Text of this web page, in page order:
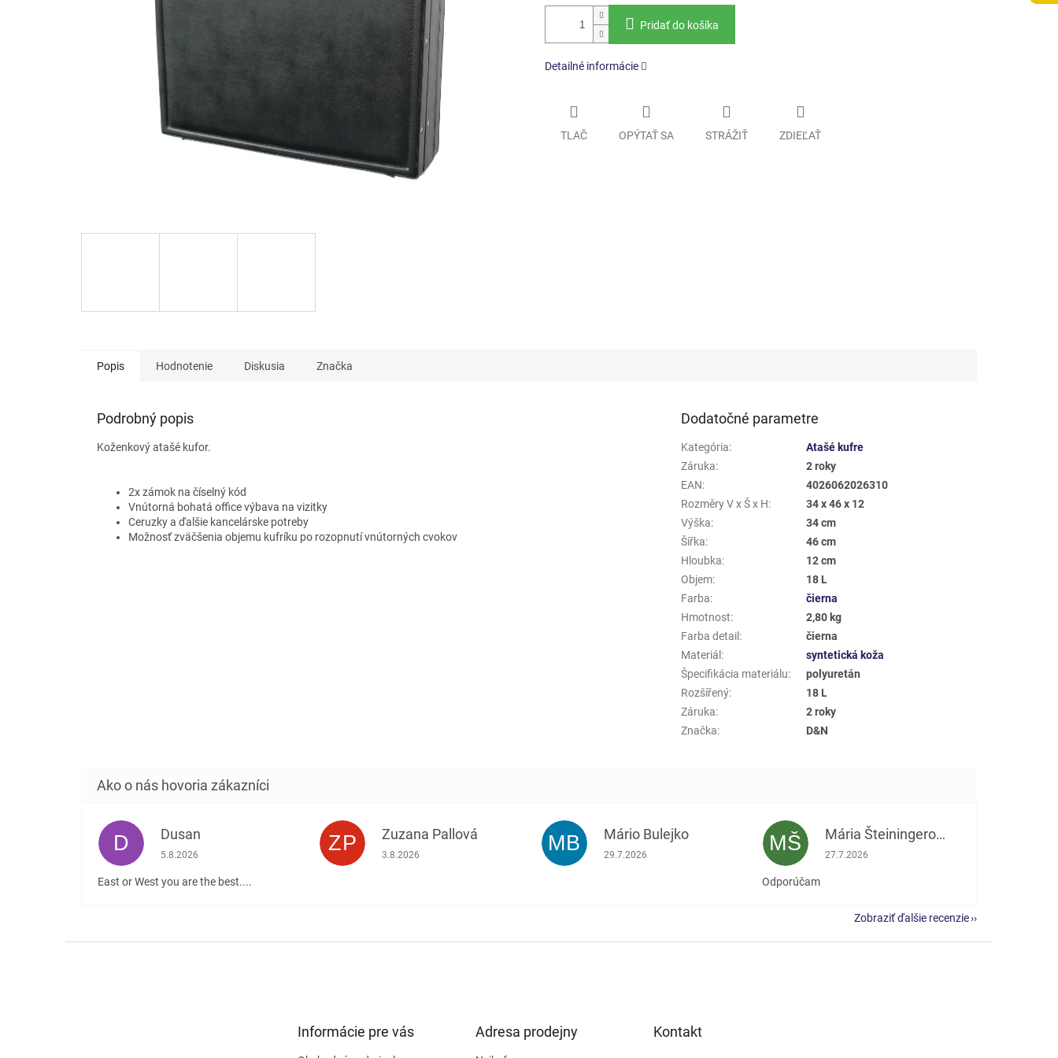
Pridať do košíka
Detailné informácie
TLAČ OPÝTAŤ SA STRÁŽIŤ ZDIEĽAŤ
Popis Hodnotenie Diskusia Značka
Podrobný popis
Koženkový atašé kufor.
2x zámok na číselný kód
Vnútorná bohatá office výbava na vizitky
Ceruzky a ďalšie kancelárske potreby
Možnosť zväčšenia objemu kufríku po rozopnutí vnútorných cvokov
Dodatočné parametre
Kategória:
Atašé kufre
Záruka:
2 roky
EAN:
4026062026310
Rozměry V x Š x H:
34 x 46 x 12
Výška:
34 cm
Šířka:
46 cm
Hloubka:
12 cm
Objem:
18 L
Farba:
čierna
Hmotnost:
2,80 kg
Farba detail :
čierna
Materiál :
syntetická koža
Špecifikácia materiálu:
polyuretán
Rozšířený:
18 L
Záruka:
2 roky
Značka: D&N
D Dusan
Hodnotenie obchodu je 5 z 5 hviezdičiek.
5.8.2026
East or West you are the best....
ZP Zuzana Pallová
Hodnotenie obchodu je 5 z 5 hviezdičiek.
3.8.2026 MB Mário Bulejko
Hodnotenie obchodu je 5 z 5 hviezdičiek.
29.7.2026 MŠ Mária Šteiningerová
Hodnotenie obchodu je 5 z 5 hviezdičiek.
27.7.2026
Odporúčam
Zobraziť ďalšie recenzie
Informácie pre vás Adresa prodejny Kontakt